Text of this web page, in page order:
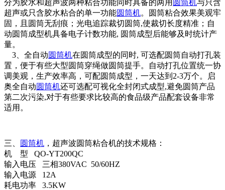
分为胶水和超声波两种粘合功能同时具备的两用 圆筒机与只含
超声或只含胶水粘合的单一功能圆筒机。圆筒粘合效果美观牢
固，且圆筒无刮痕；光电追踪裁切圆筒,使裁切长度精准；自
动圆筒成型机具备电子计数功能, 圆筒成型后能够及时统计产
量。
3、全自动圆筒机在圆筒成型的同时, 可选配圆筒自动打孔装
置，便于有些大型圆筒穿绳做圆筒提手。自动打孔位置统一协
调美观，生产效率高，可配圆筒成型，一天达到2-3万个。启
奥全自动圆筒机还可选配可视化全封闭式成型,避免圆筒产品
第二次污染,对于有些要求比较高的食品级产品配套设备非常
适用。
三、 圆筒机 ，超声波圆筒粘合机的技术规格：
机 型 QO-YT200QC
输入电压 三相380VAC 50/60HZ
输入电源 12A
耗电功率 3.5KW